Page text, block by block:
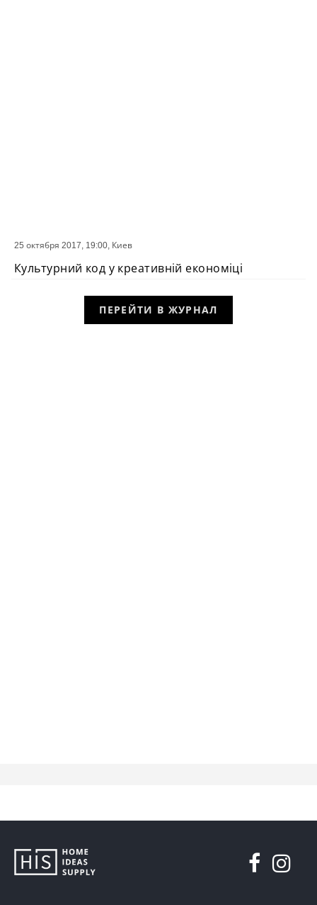
СОБЫТИЕ
25 октября 2017, 19:00, Киев
Культурний код у креативній економіці
ПЕРЕЙТИ В ЖУРНАЛ